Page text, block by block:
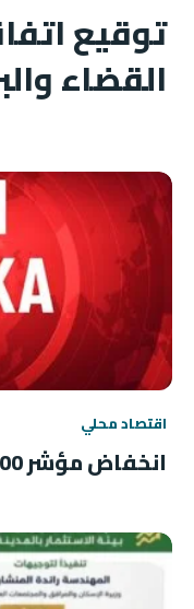
توقيع
القضاء
اقتصاد محلي
انخفاض مؤشر BIST 100 في بورصة إسطنبول